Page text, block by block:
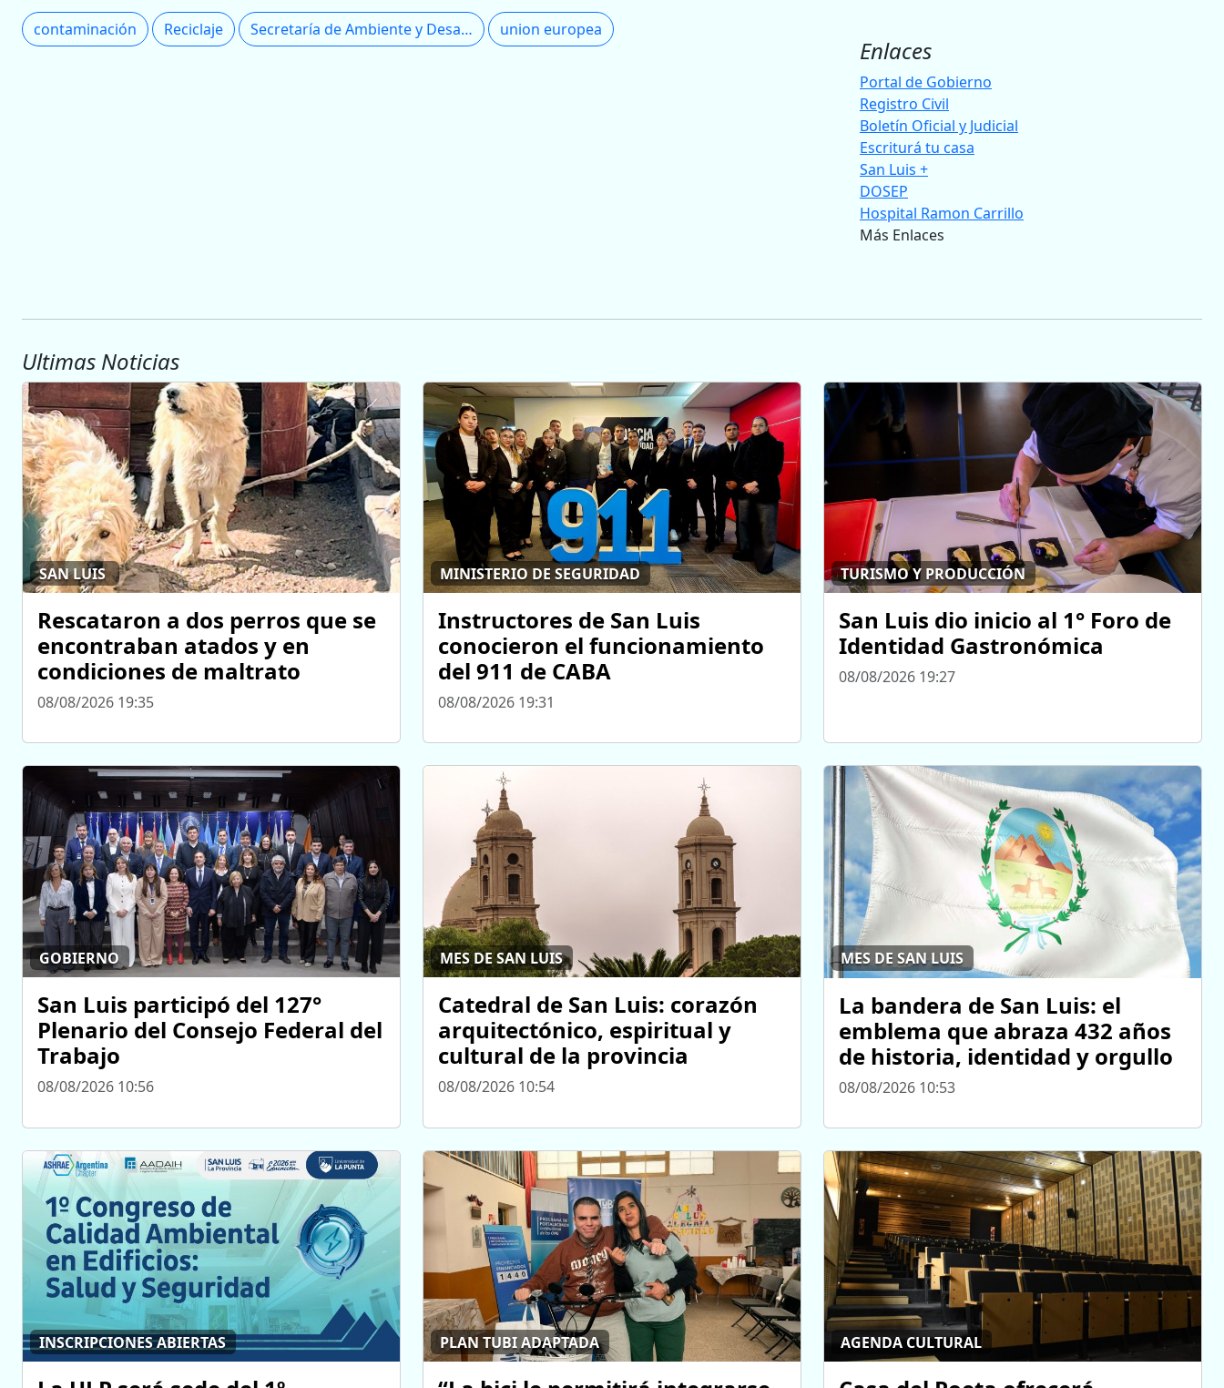
contaminación Reciclaje Secretaría de Ambiente y Desarrollo Sustentable union europea
Enlaces
Portal de Gobierno
Registro Civil
Boletín Oficial y Judicial
Escriturá tu casa
San Luis +
DOSEP
Hospital Ramon Carrillo
Más Enlaces
Ultimas Noticias
SAN LUIS
Rescataron a dos perros que se
encontraban atados y en
condiciones de maltrato
08/08/2026 19:35
MINISTERIO DE SEGURIDAD
Instructores de San Luis
conocieron el funcionamiento
del 911 de CABA
08/08/2026 19:31
TURISMO Y PRODUCCIÓN
San Luis dio inicio al 1° Foro de
Identidad Gastronómica
08/08/2026 19:27
GOBIERNO
San Luis participó del 127°
Plenario del Consejo Federal del
Trabajo
08/08/2026 10:56
MES DE SAN LUIS
Catedral de San Luis: corazón
arquitectónico, espiritual y
cultural de la provincia
08/08/2026 10:54
MES DE SAN LUIS
La bandera de San Luis: el
emblema que abraza 432 años
de historia, identidad y orgullo
08/08/2026 10:53
INSCRIPCIONES ABIERTAS PLAN TUBI ADAPTADA AGENDA CULTURAL